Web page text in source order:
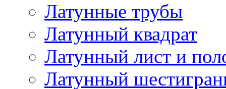
Латунные трубы
Латунный квадрат
Латунный лист и
Латунный